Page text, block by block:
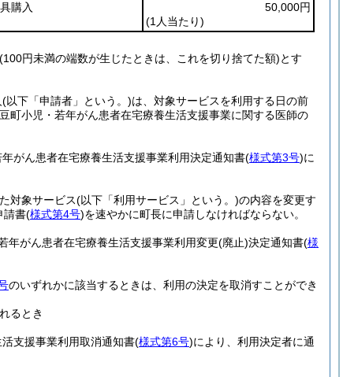
購入
50,000円
(1人当たり)
(100円未満の端数が生じたときは、これを切り捨てた額)とす
(以下「申請者」という。)は、対象サービスを利用する日の前
町小児・若年がん患者在宅療養生活支援事業に関する医師の
がん患者在宅療養生活支援事業利用決定通知書(様式第3号)に
対象サービス(以下「利用サービス」という。)の内容を変更す
請書(様式第4号)を速やかに町長に申請しなければならない。
年がん患者在宅療養生活支援事業利用変更(廃止)決定通知書(様
のいずれかに該当するときは、利用の決定を取消すことができ
るとき
支援事業利用取消通知書(様式第6号)により、利用決定者に通